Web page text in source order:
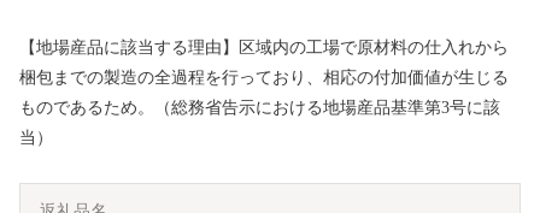
【地場産品に該当する理由】区域内の工場で原材料の仕入れから
梱包までの製造の全過程を行っており、相応の付加価値が生じる
ものであるため。（総務省告示における地場産品基準第3号に該
当）